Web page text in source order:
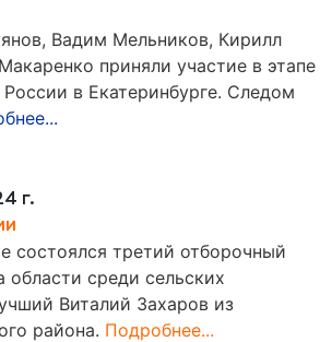
Вадим Мельников, Кирилл
приняли участие в этапе
в Екатеринбурге. Следом
г.
состоялся третий отборочный
области среди сельских
Виталий Захаров из
района. Подробнее...